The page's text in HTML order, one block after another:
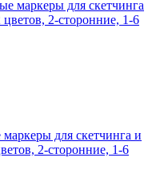
для скетчинга и
2-сторонние, 1-6